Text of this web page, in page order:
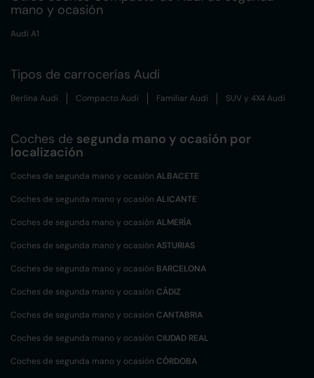
mano y ocasión
Audi A1
Tipos de carrocerías Audi
Berlina Audi Compacto Audi Familiar Audi SUV y 4X4 Audi
Coches de segunda mano y ocasión por
localización
Coches de segunda mano y ocasión ALBACETE
Coches de segunda mano y ocasión ALICANTE
Coches de segunda mano y ocasión ALMERÍA
Coches de segunda mano y ocasión ASTURIAS
Coches de segunda mano y ocasión BARCELONA
Coches de segunda mano y ocasión CÁDIZ
Coches de segunda mano y ocasión CANTABRIA
Coches de segunda mano y ocasión CIUDAD REAL
Coches de segunda mano y ocasión CÓRDOBA